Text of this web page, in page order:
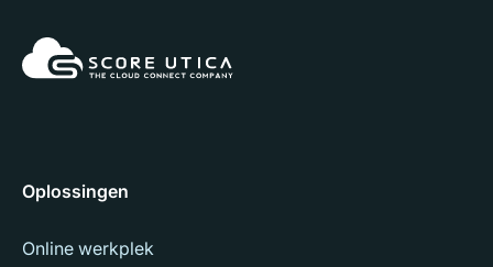
Oplossingen
Online werkplek